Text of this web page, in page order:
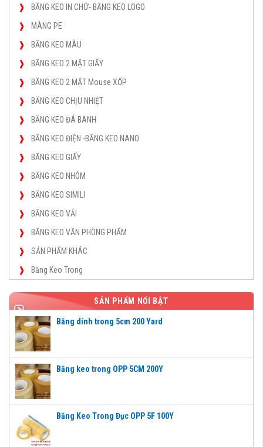
BĂNG KEO IN CHỮ- BĂNG KEO LOGO
MÀNG PE
BĂNG KEO MÀU
BĂNG KEO 2 MẶT GIẤY
BĂNG KEO 2 MẶT Mouse XỐP
BĂNG KEO CHỊU NHIỆT
BĂNG KEO ĐÁ BANH
BĂNG KEO ĐIỆN -BĂNG KEO NANO
BĂNG KEO GIẤY
BĂNG KEO NHÔM
BĂNG KEO SIMILI
BĂNG KEO VẢI
BĂNG KEO VĂN PHÒNG PHẨM
SẢN PHẨM KHÁC
Băng Keo Trong
SẢN PHẨM NỔI BẬT
Băng dính trong 5cm 200 Yard
Băng keo trong OPP 5CM 200Y
Băng Keo Trong Đục OPP 5F 100Y